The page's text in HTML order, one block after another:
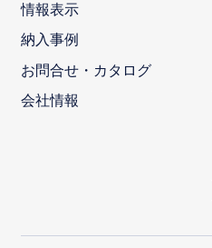
情報表示
納入事例
お問合せ・カタログ
会社情報